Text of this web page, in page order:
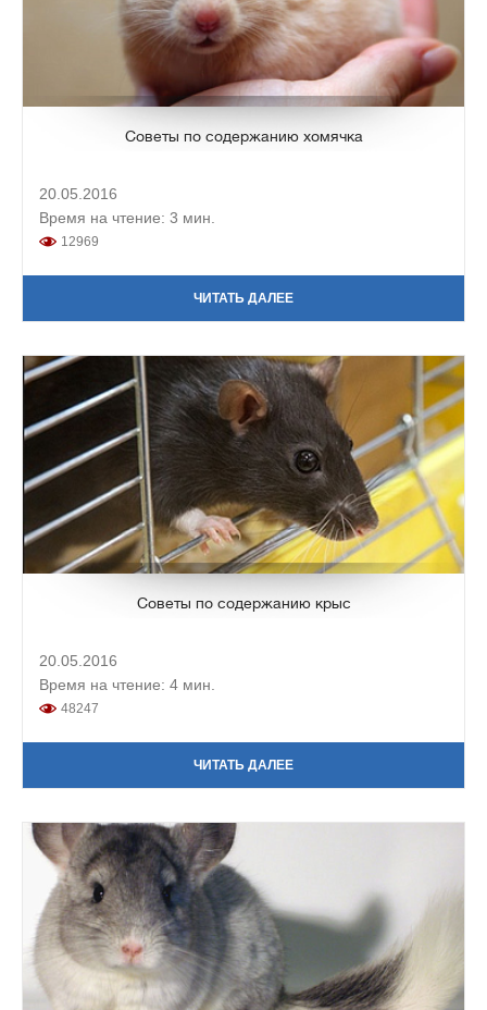
Советы по содержанию хомячка
20.05.2016
Время на чтение: 3 мин.
12969
ЧИТАТЬ ДАЛЕЕ
Советы по содержанию крыс
20.05.2016
Время на чтение: 4 мин.
48247
ЧИТАТЬ ДАЛЕЕ